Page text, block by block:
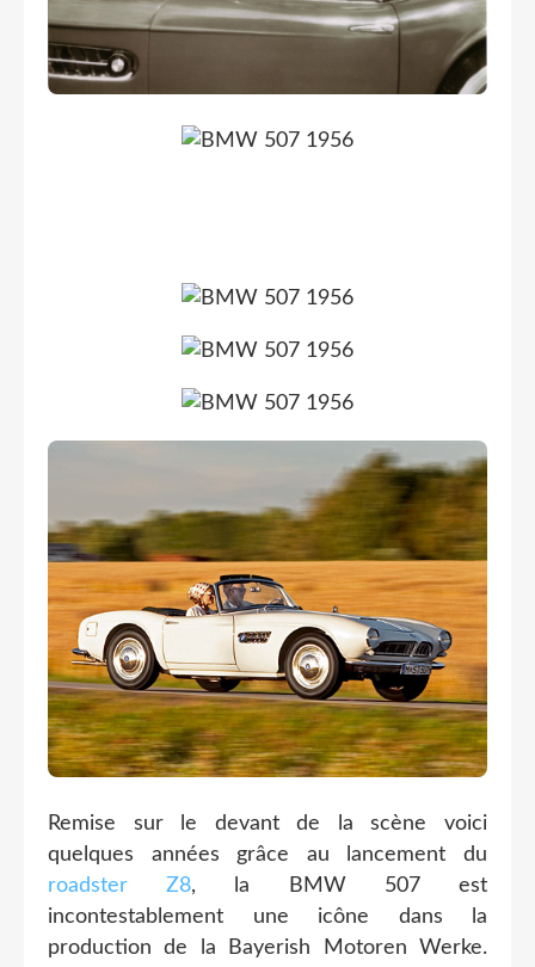
Remise sur le devant de la scène voici
quelques années grâce au lancement du
roadster
Z8, la BMW 507 est
incontestablement une icône dans la
production de la Bayerish Motoren Werke.